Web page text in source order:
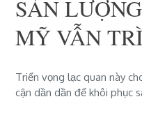
SẢN
MỸ VẪN
Triển vọng lạc quan này
cận dần dần để khôi phục